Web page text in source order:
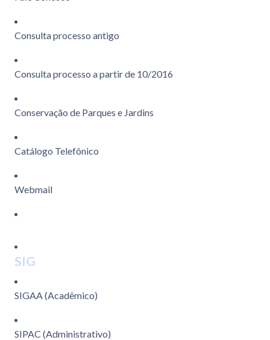
Consulta processo antigo
Consulta processo a partir de 10/2016
Conservação de Parques e Jardins
Catálogo Telefônico
Webmail
SIG
SIGAA (Acadêmico)
SIPAC (Administrativo)